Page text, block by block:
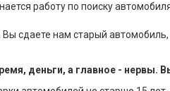
работу по поиску
сдаете нам старый
деньги, а главное - нервы.